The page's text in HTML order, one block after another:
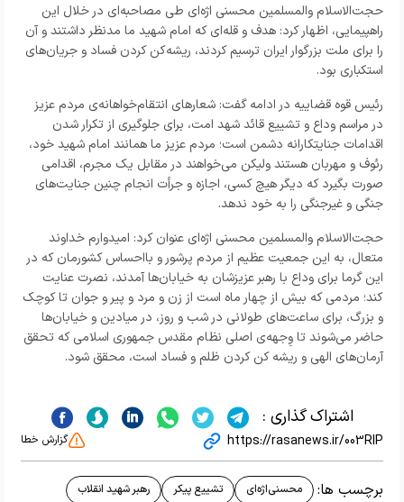
حجت‌الاسلام والمسلمین محسنی اژه‌ای طی مصاحبه‌ای در خلال این
راهپیمایی، اظهار کرد: هدف و قله‌ای که امام شهید ما مدنظر داشتند و آن
را برای ملت بزرگوار ایران ترسیم کردند، ریشه‌کن کردن فساد و جریان‌های
استکباری بود.
رئیس قوه قضاییه در ادامه گفت: شعارهای انتقام‌خواهانه‌ی مردم عزیز
در مراسم وداع و تشییع قائد شهد امت، برای جلوگیری از تکرار شدن
اقدامات جنایتکارانه دشمن است؛ مردم عزیز ما همانند امام شهید خود،
رئوف و مهربان هستند ولیکن می‌خواهند در مقابل یک مجرم، اقدامی
صورت بگیرد که دیگر هیچ کسی، اجازه و جرأت انجام چنین جنایت‌های
جنگی و غیرجنگی را به خود ندهد.
حجت‌الاسلام والمسلمین محسنی اژه‌ای عنوان کرد: امیدوارم خداوند
متعال، به این جمعیت عظیم از مردم پرشور و بااحساس کشورمان که در
این گرما برای وداع با رهبر عزیزشان به خیابان‌ها آمدند، نصرت عنایت
کند؛ مردمی که بیش از چهار ماه است از زن و مرد و پیر و جوان تا کوچک
و بزرگ، برای ساعت‌های طولانی در شب و روز، در میادین و خیابان‌ها
حاضر می‌شوند تا وِجهه‌ی اصلی نظام مقدس جمهوری اسلامی که تحقق
آرمان‌های الهی و ریشه کن کردن ظلم و فساد است، محقق شود.
اشتراک گذاری :
https://rasanews.ir/003RIP گزارش خطا
برچسب ها: محسنی‌اژه‌ای تشییع پیکر رهبر شهید انقلاب